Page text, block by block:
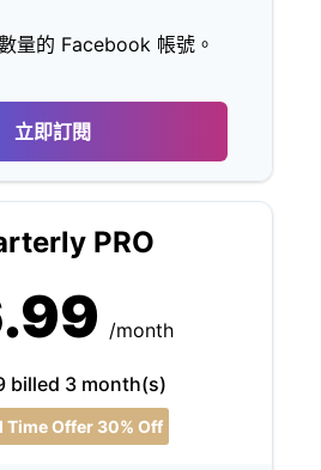
量的 Facebook 帳號。
立即訂閱
PRO
/month
billed 3 month(s)
Time Offer 30% Off